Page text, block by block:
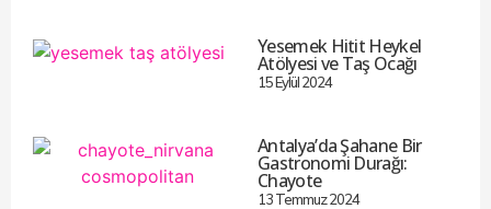
Yesemek Hitit Heykel
Atölyesi ve Taş Ocağı
15 Eylül 2024
Antalya’da Şahane Bir
Gastronomi Durağı:
Chayote
13 Temmuz 2024